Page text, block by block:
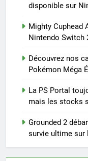
disponible sur
Mighty Cuphead
Nintendo Switch
Découvrez nos
Pokémon Méga
La PS Portal
mais les stocks
Grounded 2
survie ultime sur